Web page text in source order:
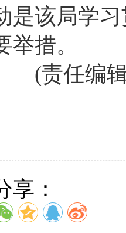
是该局学
举措。
(责任编辑
享：